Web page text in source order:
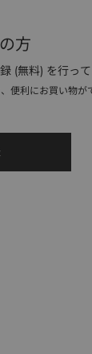
方
(無料) を行って
便利にお買い物が